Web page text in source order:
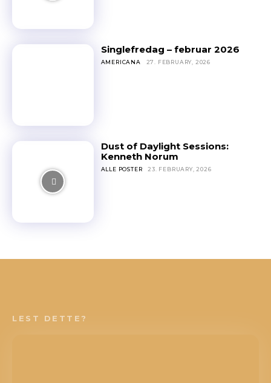
Singlefredag – februar 2026
AMERICANA 27. FEBRUARY, 2026
Dust of Daylight Sessions:
Kenneth Norum
ALLE POSTER 23. FEBRUARY, 2026
LEST DETTE?